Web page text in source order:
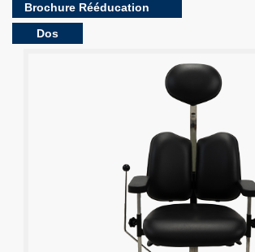
Brochure Rééducation
Dos